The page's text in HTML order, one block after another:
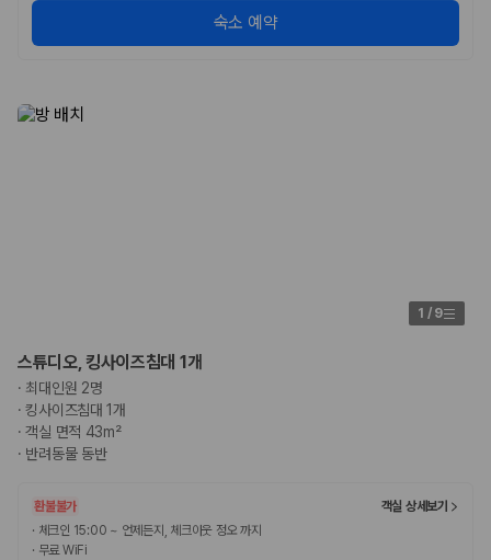
숙소 예약
1 / 9
스튜디오, 킹사이즈침대 1개
· 최대인원 2명
·킹사이즈침대 1개
·객실 면적 43m²
· 반려동물 동반
환불불가
객실 상세보기
· 체크인 15:00 ~ 언제든지, 체크아웃 정오 까지
· 무료 WiFi